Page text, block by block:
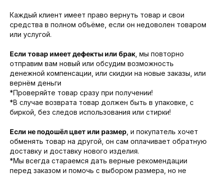
Каждый клиент имеет право вернуть товар и свои
средства в полном объёме, если он недоволен товаром
или услугой.
Если товар имеет дефекты или брак , мы повторно
отправим вам новый или обсудим возможность
денежной компенсации, или скидки на новые заказы, или
вернём деньги
*Проверяйте товар сразу при получении!
*В случае возврата товар должен быть в упаковке, с
биркой, без следов использования или стирки!
Если не подошёл цвет или размер , и покупатель хочет
обменять товар на другой, он сам оплачивает обратную
доставку и доставку нового изделия.
*Мы всегда стараемся дать верные рекомендации
перед заказом и помочь с выбором размера, но не